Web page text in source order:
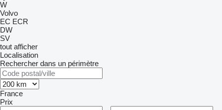
W
Volvo
EC ECR
DW
SV
tout afficher
Localisation
Rechercher dans un périmètre
France
Prix